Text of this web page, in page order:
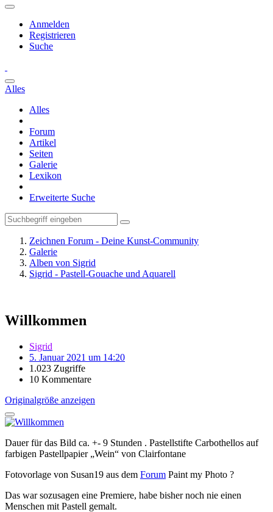
Anmelden
Registrieren
Suche
Alles
Alles
Forum
Artikel
Seiten
Galerie
Lexikon
Erweiterte Suche
Zeichnen Forum - Deine Kunst-Community
Galerie
Alben von Sigrid
Sigrid - Pastell-Gouache und Aquarell
Willkommen
Sigrid
5. Januar 2021 um 14:20
1.023 Zugriffe
10 Kommentare
Originalgröße anzeigen
Dauer für das Bild ca. +- 9 Stunden . Pastellstifte Carbothellos auf
farbigen Pastellpapier „Wein“ von Clairfontane
Fotovorlage von Susan19 aus dem Forum Paint my Photo ?
Das war sozusagen eine Premiere, habe bisher noch nie einen
Menschen mit Pastell gemalt.